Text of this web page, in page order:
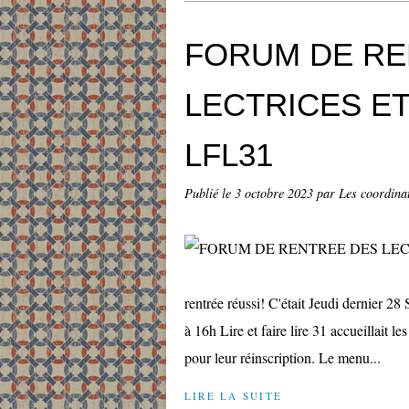
FORUM DE
LECTRICES
LFL31
Publié le 3 octobre 2023 par Les
rentrée réussi! C'était Jeudi dernier
à 16h Lire et faire lire 31 accueillait
pour leur réinscription. Le menu...
LIRE LA SUITE